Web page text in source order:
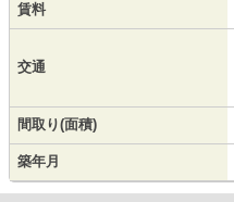
賃料
交通
間取り(面積)
築年月